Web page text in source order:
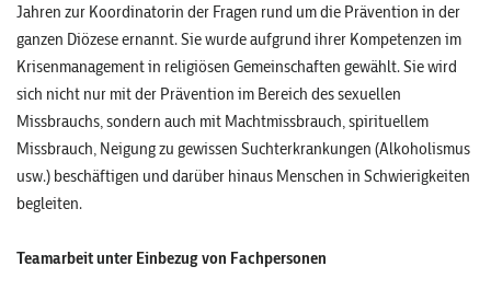
Jahren zur Koordinatorin der Fragen rund um die Prävention in der
ganzen Diözese ernannt. Sie wurde aufgrund ihrer Kompetenzen im
Krisenmanagement in religiösen Gemeinschaften gewählt. Sie wird
sich nicht nur mit der Prävention im Bereich des sexuellen
Missbrauchs, sondern auch mit Machtmissbrauch, spirituellem
Missbrauch, Neigung zu gewissen Suchterkrankungen (Alkoholismus
usw.) beschäftigen und darüber hinaus Menschen in Schwierigkeiten
begleiten.
Teamarbeit unter Einbezug von Fachpersonen